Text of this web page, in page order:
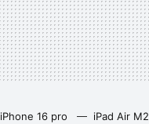
iPhone 16 pro iPad Air